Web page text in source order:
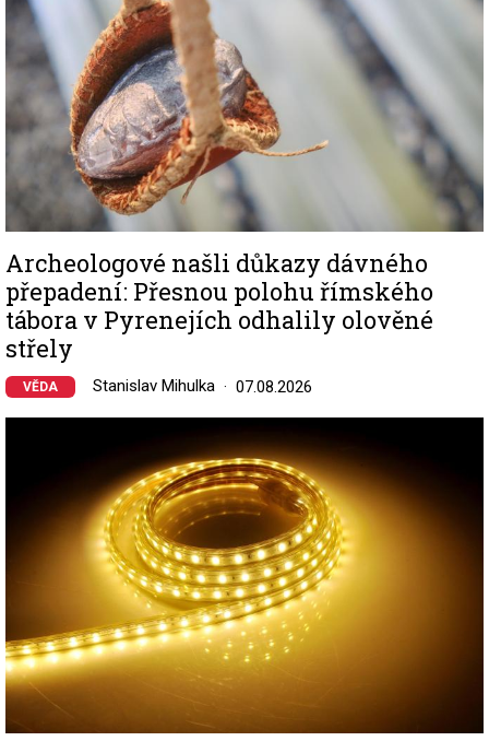
Archeologové našli důkazy dávného
přepadení: Přesnou polohu římského
tábora v Pyrenejích odhalily olověné
střely
VĚDA Stanislav Mihulka 07.08.2026